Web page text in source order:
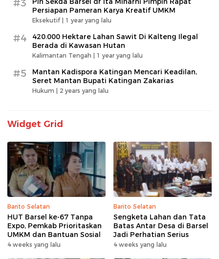
#3
Persiapan Pameran Karya Kreatif UMKM
Eksekutif | 1 year yang lalu
#4
420.000 Hektare Lahan Sawit Di Kalteng Ilegal
Berada di Kawasan Hutan
Kalimantan Tengah | 1 year yang lalu
#5
Mantan Kadispora Katingan Mencari Keadilan,
Seret Mantan Bupati Katingan Zakarias
Hukum | 2 years yang lalu
Widget Grid
Barito Selatan
HUT Barsel ke-67 Tanpa
Expo, Pemkab Prioritaskan
UMKM dan Bantuan Sosial
4 weeks yang lalu
Barito Selatan
Sengketa Lahan dan Tata
Batas Antar Desa di Barsel
Jadi Perhatian Serius
4 weeks yang lalu